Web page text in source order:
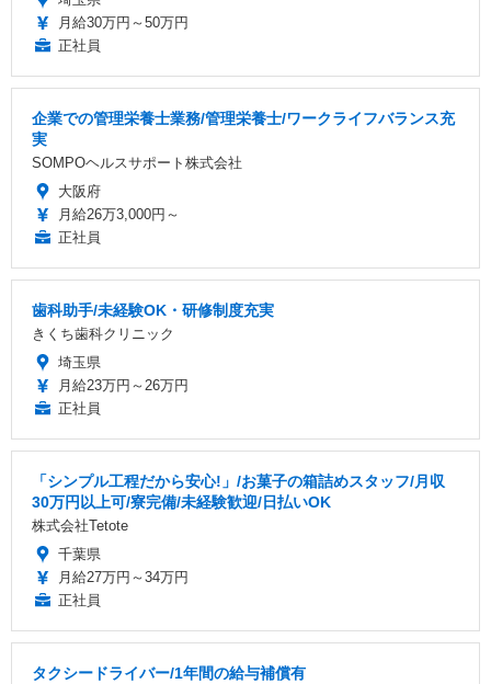
月給30万円～50万円
正社員
企業での管理栄養士業務/管理栄養士/ワークライフバランス充
実
SOMPOヘルスサポート株式会社
大阪府
月給26万3,000円～
正社員
歯科助手/未経験OK・研修制度充実
きくち歯科クリニック
埼玉県
月給23万円～26万円
正社員
「シンプル工程だから安心!」/お菓子の箱詰めスタッフ/月収
30万円以上可/寮完備/未経験歓迎/日払いOK
株式会社Tetote
千葉県
月給27万円～34万円
正社員
タクシードライバー/1年間の給与補償有